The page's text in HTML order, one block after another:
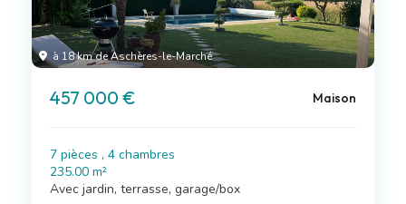
à 18 km de Aschères-le-Marché
457 000 € Maison
7 pièces , 4 chambres
235.00 m²
Avec jardin, terrasse, garage/box